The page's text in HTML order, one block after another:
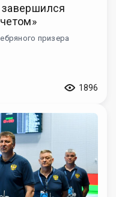
призера
1896